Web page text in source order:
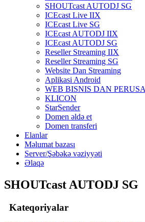
SHOUTcast AUTODJ SG
ICEcast Live IIX
ICEcast Live SG
ICEcast AUTODJ IIX
ICEcast AUTODJ SG
Reseller Streaming IIX
Reseller Streaming SG
Website Dan Streaming
Aplikasi Android
WEB BISNIS DAN
KLICON
StarSender
Domen əldə et
Domen transferi
Elanlar
Məlumat bazası
Server/Şəbəkə vəziyyəti
Əlaqə
SHOUTcast AUTODJ SG
Kateqoriyalar